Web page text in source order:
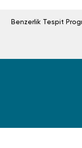
Benzerlik Tespit